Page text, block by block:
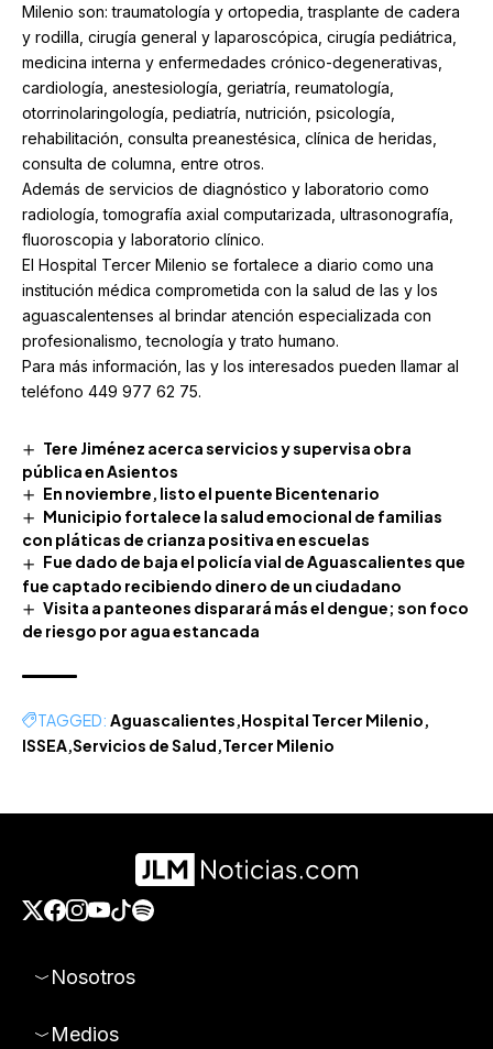
Milenio son: traumatología y ortopedia, trasplante de cadera
y rodilla, cirugía general y laparoscópica, cirugía pediátrica,
medicina interna y enfermedades crónico-degenerativas,
cardiología, anestesiología, geriatría, reumatología,
otorrinolaringología, pediatría, nutrición, psicología,
rehabilitación, consulta preanestésica, clínica de heridas,
consulta de columna, entre otros.
Además de servicios de diagnóstico y laboratorio como
radiología, tomografía axial computarizada, ultrasonografía,
fluoroscopia y laboratorio clínico.
El Hospital Tercer Milenio se fortalece a diario como una
institución médica comprometida con la salud de las y los
aguascalentenses al brindar atención especializada con
profesionalismo, tecnología y trato humano.
Para más información, las y los interesados pueden llamar al
teléfono 449 977 62 75.
Tere Jiménez acerca servicios y supervisa obra
pública en Asientos
En noviembre, listo el puente Bicentenario
Municipio fortalece la salud emocional de familias
con pláticas de crianza positiva en escuelas
Fue dado de baja el policía vial de Aguascalientes que
fue captado recibiendo dinero de un ciudadano
Visita a panteones disparará más el dengue; son foco
de riesgo por agua estancada
TAGGED: Aguascalientes Hospital Tercer Milenio
ISSEA Servicios de Salud Tercer Milenio
Nosotros
Medios